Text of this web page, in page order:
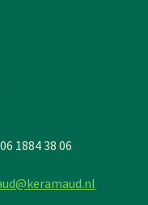
06 1884 38 06